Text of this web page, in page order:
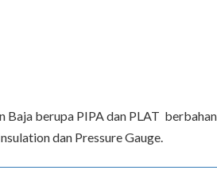
berupa PIPA dan PLAT
dan Pressure Gauge.